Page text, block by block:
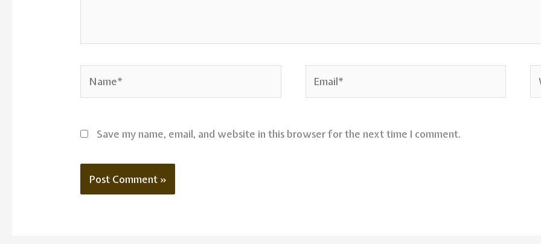
Save my name, email, and website in this browser for the next time I comment.